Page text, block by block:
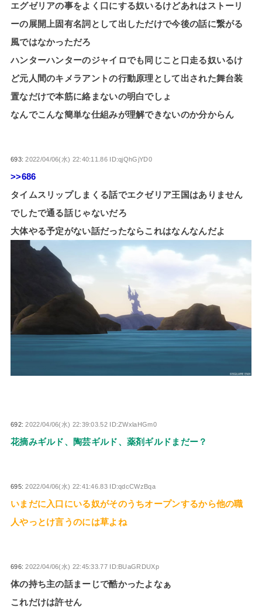
エグゼリアの事をよく口にする奴いるけどあれはストーリ
ーの展開上固有名詞として出しただけで今後の話に繋がる
風ではなかっただろ
ハンターハンターのジャイロでも同じこと口走る奴いるけ
ど元人間のキメラアントの行動原理として出された舞台装
置なだけで本筋に絡まないの明白でしょ
なんでこんな簡単な仕組みが理解できないのか分からん
693:2022/04/06(水) 22:40:11.86 ID:qjQhGjYD0
>>686
タイムスリップしまくる話でエクゼリア王国はありません
でしたで通る話じゃないだろ
大体やる予定がない話だったならこれはなんなんだよ
692:2022/04/06(水) 22:39:03.52 ID:ZWxlaHGm0
花摘みギルド、陶芸ギルド、薬剤ギルドまだー？
695:2022/04/06(水) 22:41:46.83 ID:qdcCWzBqa
いまだに入口にいる奴がそのうちオープンするから他の職
人やっとけ言うのには草よね
696:2022/04/06(水) 22:45:33.77 ID:BUaGRDUXp
体の持ち主の話まーじで酷かったよなぁ
これだけは許せん